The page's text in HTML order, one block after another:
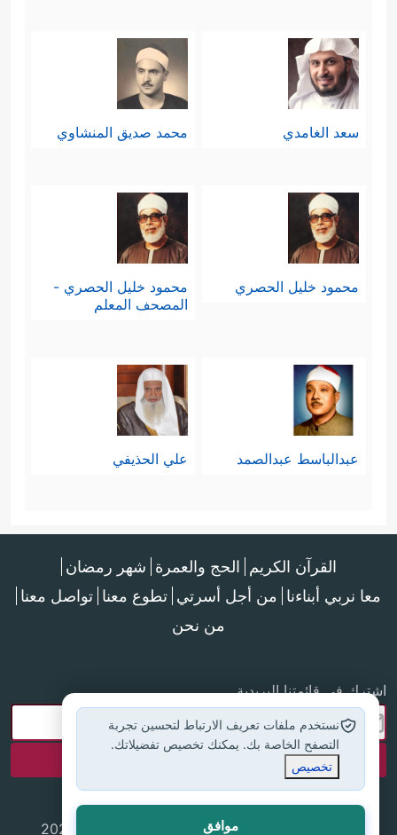
سعد الغامدي محمد صديق المنشاوي
محمود خليل الحصري
محمود خليل الحصري -
المصحف المعلم
عبدالباسط عبدالصمد علي الحذيفي
القرآن الكريم الحج والعمرة شهر رمضان
معا نربي أبناءنا من أجل أسرتي تطوع معنا تواصل معنا
من نحن
اشترك في قائمتنا البريدية
جميع الحقوق محفوظة لموقع إسلام أون لاين © 2025
نستخدم ملفات تعريف الارتباط لتحسين تجربة
التصفح الخاصة بك. يمكنك تخصيص تفضيلاتك.
تخصيص
موافق